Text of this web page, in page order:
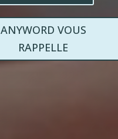
ANYWORD VOUS
RAPPELLE